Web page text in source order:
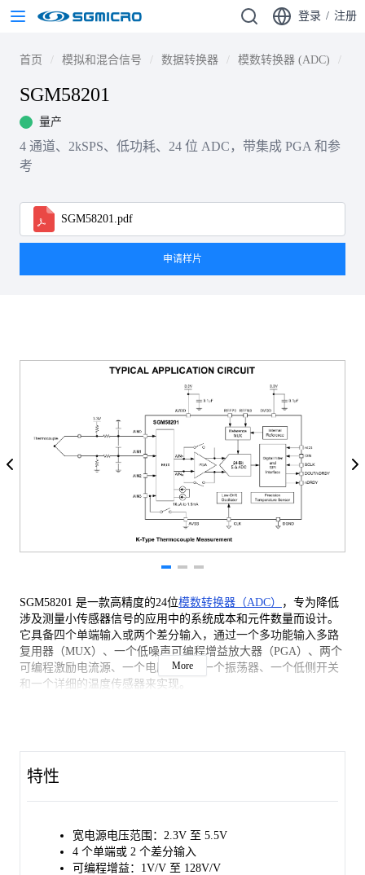
登录 / 注册
首页 模拟和混合信号 数据转换器 模数转换器 (ADC)
SGM58201
量产
4 通道、2kSPS、低功耗、24 位 ADC，带集成 PGA 和参
考
SGM58201.pdf
申请样片
SGM58201 是一款高精度的24位模数转换器（ADC）
，专为降低
涉及测量小传感器信号的应用中的系统成本和元件数量而设计。
它具备四个单端输入或两个差分输入，通过一个多功能输入多路
复用器（MUX）、一个低噪声可编程增益放大器（PGA）、两个
可编程激励电流源、一个电压基准、一个振荡器、一个低侧开关
和一个详细的温度传感器来实现。
密传感器信号，例如电阻温度检测器（RTD）、热电偶、热敏电
高输入阻抗和高达4V/V的放大水平，便于进行单端测量。
在PGA停用的占空比模式下，功耗降至最低175μA。
More
特性
宽电源电压范围：2.3V 至 5.5V
4 个单端或 2 个差分输入
可编程增益：1V/V 至 128V/V